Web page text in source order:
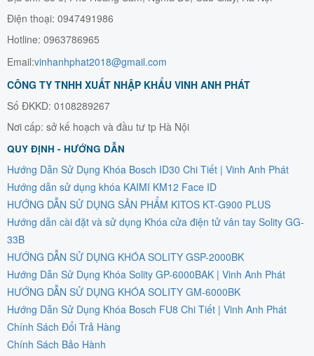
Điện thoại: 0947491986
Hotline: 0963786965
Email:vinhanhphat2018@gmail.com
CÔNG TY TNHH XUẤT NHẬP KHẨU VINH ANH PHÁT
Số ĐKKD: 0108289267
Nơi cấp: sở kế hoạch và đầu tư tp Hà Nội
QUY ĐỊNH - HƯỚNG DẪN
Hướng Dẫn Sử Dụng Khóa Bosch ID30 Chi Tiết | Vinh Anh Phát
Hướng dẫn sử dụng khóa KAIMI KM12 Face ID
HƯỚNG DẪN SỬ DỤNG SẢN PHẨM KITOS KT-G900 PLUS
Hướng dẫn cài đặt và sử dụng Khóa cửa điện tử vân tay Solity GG-
33B
HƯỚNG DẪN SỬ DỤNG KHÓA SOLITY GSP-2000BK
Hướng Dẫn Sử Dụng Khóa Solity GP-6000BAK | Vinh Anh Phát
HƯỚNG DẪN SỬ DỤNG KHÓA SOLITY GM-6000BK
Hướng Dẫn Sử Dụng Khóa Bosch FU8 Chi Tiết | Vinh Anh Phát
Chính Sách Đổi Trả Hàng
Chính Sách Bảo Hành